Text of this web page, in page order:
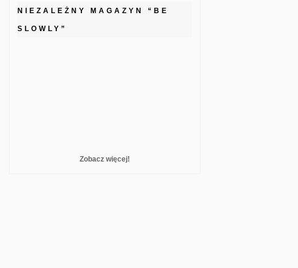
NIEZALEŻNY MAGAZYN “BE
SLOWLY”
Zobacz więcej!
Freelance WordPress Developer London